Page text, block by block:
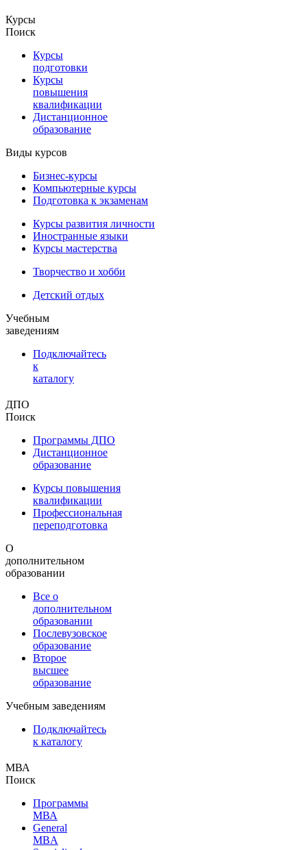
Курсы
Поиск
Курсы
подготовки
Курсы
повышения
квалификации
Дистанционное
образование
Виды курсов
Бизнес-курсы
Компьютерные курсы
Подготовка к экзаменам
Курсы развития личности
Иностранные языки
Курсы мастерства
Творчество и хобби
Детский отдых
Учебным
заведениям
Подключайтесь
к
каталогу
ДПО
Поиск
Программы ДПО
Дистанционное
образование
Курсы повышения
квалификации
Профессиональная
переподготовка
О
дополнительном
образовании
Все о
дополнительном
образовании
Послевузовское
образование
Второе
высшее
образование
Учебным заведениям
Подключайтесь
к каталогу
МВА
Поиск
Программы
МВА
General
MBA